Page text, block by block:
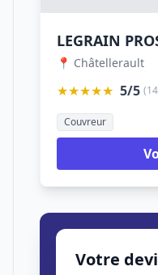
LEGRAIN
📍 Châtellerault
★★★★★ 5/5
Couvreur
Votre